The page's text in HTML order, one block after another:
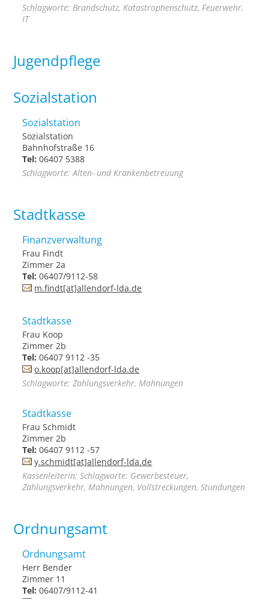
Schlagworte: Brandschutz, Katastrophenschutz, Feuerwehr,
IT
Jugendpflege
Sozialstation
Sozialstation
Sozialstation
Bahnhofstraße 16
Tel: 06407 5388
Schlagworte: Alten- und Krankenbetreuung
Stadtkasse
Finanzverwaltung
Frau Findt
Zimmer 2a
Tel: 06407/9112-58
m.findt[at]allendorf-lda.de
Stadtkasse
Frau Koop
Zimmer 2b
Tel: 06407 9112 -35
o.koop[at]allendorf-lda.de
Schlagworte: Zahlungsverkehr, Mahnungen
Stadtkasse
Frau Schmidt
Zimmer 2b
Tel: 06407 9112 -57
y.schmidt[at]allendorf-lda.de
Kassenleiterin; Schlagworte: Gewerbesteuer,
Zahlungsverkehr, Mahnungen, Vollstreckungen, Stundungen
Ordnungsamt
Ordnungsamt
Herr Bender
Zimmer 11
Tel: 06407/9112-41